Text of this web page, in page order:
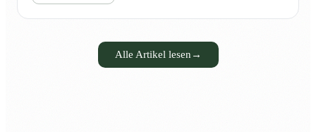
Alle Artikel lesen →